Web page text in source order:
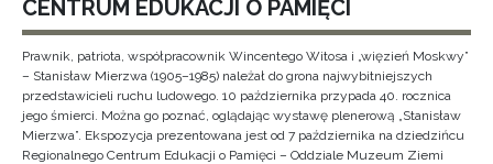
CENTRUM EDUKACJI O PAMIĘCI
Prawnik, patriota, współpracownik Wincentego Witosa i „więzień Moskwy”
– Stanisław Mierzwa (1905–1985) należał do grona najwybitniejszych
przedstawicieli ruchu ludowego. 10 października przypada 40. rocznica
jego śmierci. Można go poznać, oglądając wystawę plenerową „Stanisław
Mierzwa”. Ekspozycja prezentowana jest od 7 października na dziedzińcu
Regionalnego Centrum Edukacji o Pamięci – Oddziale Muzeum Ziemi